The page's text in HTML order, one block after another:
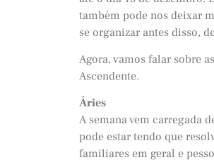
também pode nos deixar
se organizar antes disso,
Agora, vamos falar sobre
Ascendente.
Áries
A semana vem carregada
pode estar tendo que
familiares em geral e